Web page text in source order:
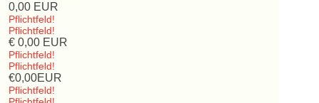
0,00EUR
Pflichtfeld!
Pflichtfeld!
€ 0,00EUR
Pflichtfeld!
Pflichtfeld!
€0,00EUR
Pflichtfeld!